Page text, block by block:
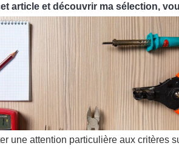
article et découvrir ma sélection,
une attention particulière aux critères